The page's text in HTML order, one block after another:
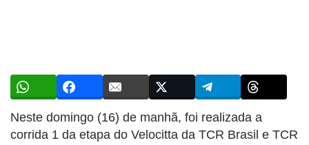
Neste domingo (16) de manhã, foi realizada a
corrida 1 da etapa do Velocitta da TCR Brasil e TCR